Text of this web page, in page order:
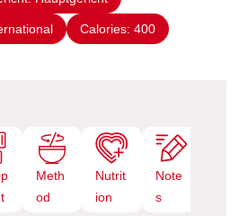
n
Calories: 400
Meth
od
Nutrit
ion
Note
s